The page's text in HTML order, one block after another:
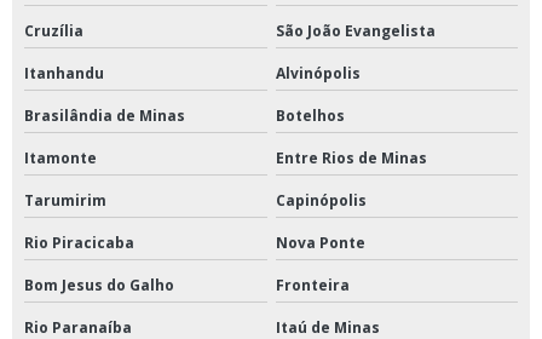
Cruzília São João Evangelista
Itanhandu Alvinópolis
Brasilândia de Minas Botelhos
Itamonte Entre Rios de Minas
Tarumirim Capinópolis
Rio Piracicaba Nova Ponte
Bom Jesus do Galho Fronteira
Rio Paranaíba Itaú de Minas